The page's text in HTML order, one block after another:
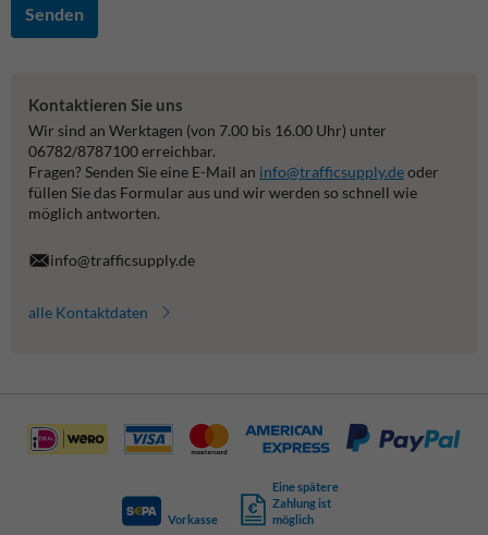
Senden
Kontaktieren Sie uns
Wir sind an Werktagen (von 7.00 bis 16.00 Uhr) unter
06782/8787100 erreichbar.
Fragen? Senden Sie eine E-Mail an info@trafficsupply.deoder
füllen Sie das Formular aus und wir werden so schnell wie
möglich antworten.
info@trafficsupply.de
alle Kontaktdaten
Vorkasse
Eine spätere
Zahlung ist
möglich